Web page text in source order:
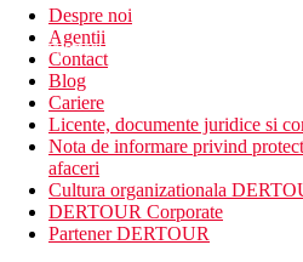
newsletter!
Despre noi
Agentii
Contact
Blog
Cariere
Licente, documente juridice si
Nota de informare privind
afaceri
Cultura organizationala
DERTOUR Corporate
Partener DERTOUR